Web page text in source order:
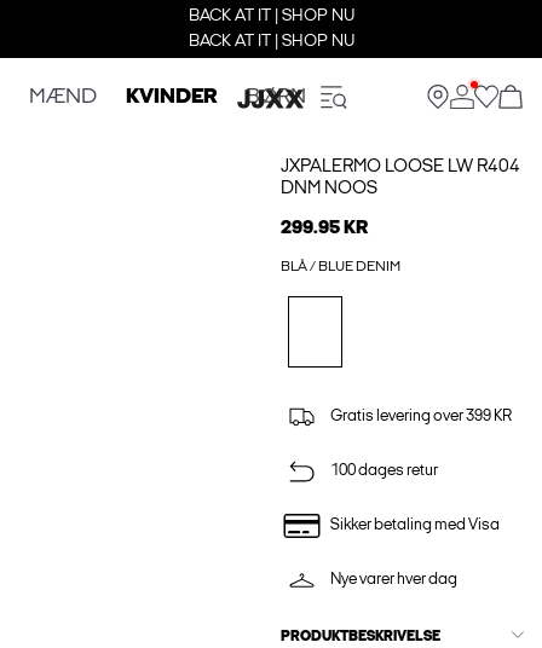
BACK AT IT | SHOP NU
BACK AT IT | SHOP NU
MÆND KVINDER BØRN
JXPALERMO LOOSE LW R404
DNM NOOS
299.95 KR
BLÅ / BLUE DENIM
Gratis levering over 399 KR
100 dages retur
Sikker betaling med Visa
Nye varer hver dag
PRODUKTBESKRIVELSE